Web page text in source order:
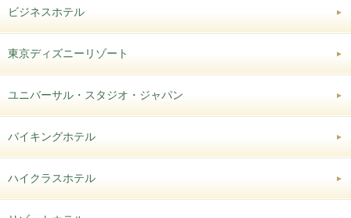
ビジネスホテル
東京ディズニーリゾート
ユニバーサル・スタジオ・ジャパン
バイキングホテル
ハイクラスホテル